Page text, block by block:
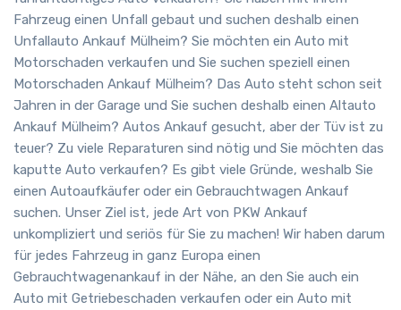
Fahrzeug einen Unfall gebaut und suchen deshalb einen
Unfallauto Ankauf Mülheim? Sie möchten ein Auto mit
Motorschaden verkaufen und Sie suchen speziell einen
Motorschaden Ankauf Mülheim? Das Auto steht schon seit
Jahren in der Garage und Sie suchen deshalb einen Altauto
Ankauf Mülheim? Autos Ankauf gesucht, aber der Tüv ist zu
teuer? Zu viele Reparaturen sind nötig und Sie möchten das
kaputte Auto verkaufen? Es gibt viele Gründe, weshalb Sie
einen Autoaufkäufer oder ein Gebrauchtwagen Ankauf
suchen. Unser Ziel ist, jede Art von PKW Ankauf
unkompliziert und seriös für Sie zu machen! Wir haben darum
für jedes Fahrzeug in ganz Europa einen
Gebrauchtwagenankauf in der Nähe, an den Sie auch ein
Auto mit Getriebeschaden verkaufen oder ein Auto mit